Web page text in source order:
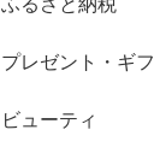
ふるさと納税
プレゼント・ギ
ビューティ